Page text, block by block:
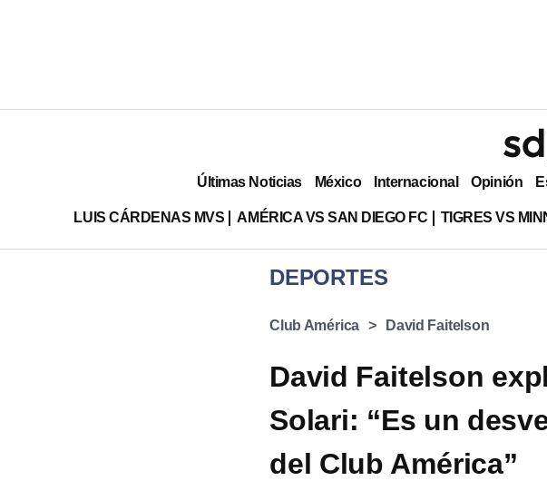
Últimas Noticias México Internacional Opinión
LUIS CÁRDENAS MVS AMÉRICA VS SAN DIEGO FC TIGRES VS
DEPORTES
Club América David Faitelson
David Faitelson
Solari: “Es un
del Club América”